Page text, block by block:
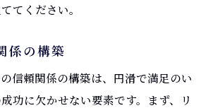
てください。
係の構築
信頼関係の構築は、円滑で満足のい
功に欠かせない要素です。まず、リ